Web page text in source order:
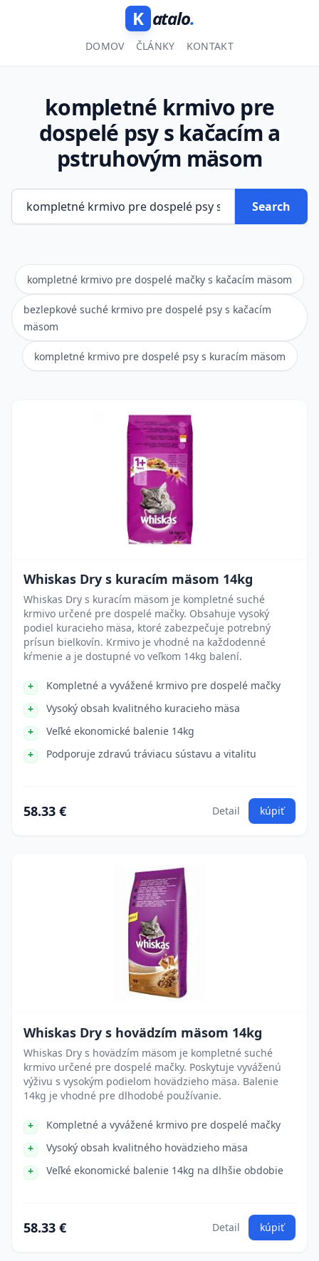
K atalo.
DOMOV ČLÁNKY KONTAKT
kompletné krmivo pre
dospelé psy s kačacím a
pstruhovým mäsom
Search
kompletné krmivo pre dospelé mačky s kačacím mäsom
bezlepkové suché krmivo pre dospelé psy s kačacím
mäsom
kompletné krmivo pre dospelé psy s kuracím mäsom
Whiskas Dry s kuracím mäsom 14kg
Whiskas Dry s kuracím mäsom je kompletné suché
krmivo určené pre dospelé mačky. Obsahuje vysoký
podiel kuracieho mäsa, ktoré zabezpečuje potrebný
prísun bielkovín. Krmivo je vhodné na každodenné
kŕmenie a je dostupné vo veľkom 14kg balení.
Kompletné a vyvážené krmivo pre dospelé mačky
Vysoký obsah kvalitného kuracieho mäsa
Veľké ekonomické balenie 14kg
Podporuje zdravú tráviacu sústavu a vitalitu
58.33 € Detail kúpiť
Whiskas Dry s hovädzím mäsom 14kg
Whiskas Dry s hovädzím mäsom je kompletné suché
krmivo určené pre dospelé mačky. Poskytuje vyváženú
výživu s vysokým podielom hovädzieho mäsa. Balenie
14kg je vhodné pre dlhodobé používanie.
Kompletné a vyvážené krmivo pre dospelé mačky
Vysoký obsah kvalitného hovädzieho mäsa
Veľké ekonomické balenie 14kg na dlhšie obdobie
58.33 € Detail kúpiť